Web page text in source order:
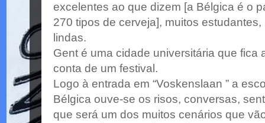
excelentes ao que dizem [a Bélgica é o
270 tipos de cerveja], muitos
lindas.
Gent é uma cidade universitária que fica
conta de um festival.
Logo à entrada em “Voskenslaan ” a
Bélgica ouve-se os risos, conversas,
que será um dos muitos cenários que